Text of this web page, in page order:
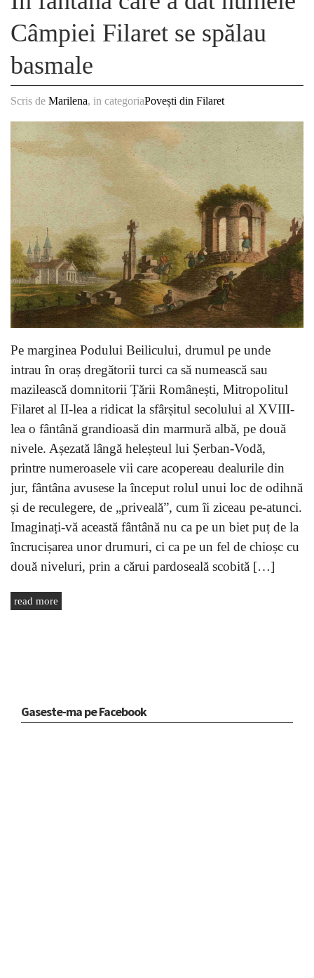
Câmpiei Filaret se spălau
basmale
Scris de Marilena, in categoriaPovești din Filaret
Pe marginea Podului Beilicului, drumul pe unde
intrau în oraș dregătorii turci ca să numească sau
mazilească domnitorii Țării Românești, Mitropolitul
Filaret al II-lea a ridicat la sfârșitul secolului al XVIII-
lea o fântână grandioasă din marmură albă, pe două
nivele. Așezată lângă heleșteul lui Șerban-Vodă,
printre numeroasele vii care acopereau dealurile din
jur, fântâna avusese la început rolul unui loc de odihnă
și de reculegere, de „priveală”, cum îi ziceau pe-atunci.
Imaginați-vă această fântână nu ca pe un biet puț de la
încrucișarea unor drumuri, ci ca pe un fel de chioșc cu
două niveluri, prin a cărui pardoseală scobită […]
read more
Gaseste-ma pe Facebook